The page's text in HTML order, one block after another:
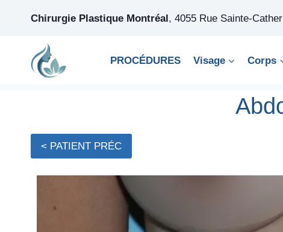
Chirurgie Plastique Montréal, 4055 Rue Sainte-
PROCÉDURES Visage Corps
< PATIENT PRÉC